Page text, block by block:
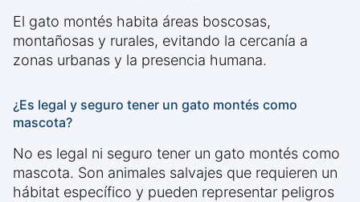
El gato montés habita áreas boscosas,
montañosas y rurales, evitando la cercanía a
zonas urbanas y la presencia humana.
¿Es legal y seguro tener un gato montés como
mascota?
No es legal ni seguro tener un gato montés como
mascota. Son animales salvajes que requieren un
hábitat específico y pueden representar peligros